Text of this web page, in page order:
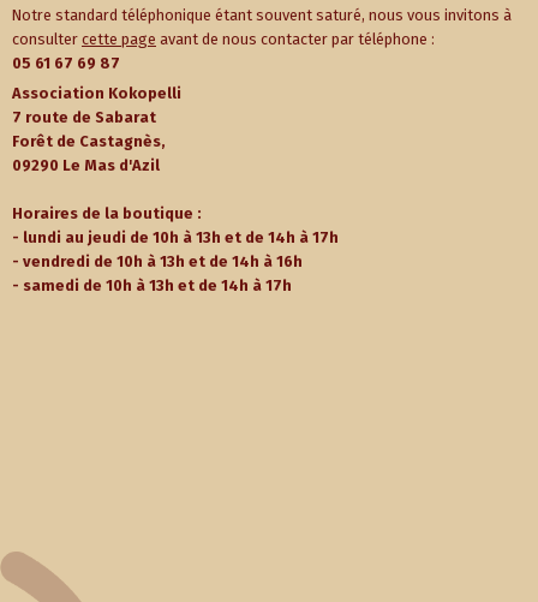
Notre standard téléphonique étant souvent saturé, nous vous invitons à
consulter cette page avant de nous contacter par téléphone :
05 61 67 69 87
Association Kokopelli
7 route de Sabarat
Forêt de Castagnès,
09290 Le Mas d'Azil
Horaires de la boutique :
- lundi au jeudi de 10h à 13h et de 14h à 17h
- vendredi de 10h à 13h et de 14h à 16h
- samedi de 10h à 13h et de 14h à 17h